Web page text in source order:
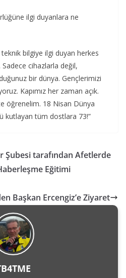
ilgi duyanlara ne
bilgiye ilgi duyan herkes
cihazlarla değil,
bir dünya. Gençlerimizi
Kapımız her zaman açık.
öğrenelim. 18 Nisan Dünya
kutlayan tüm dostlara 73!”
Şubesi tarafından Afetlerde
Eğitimi
Başkan Ercengiz’e Ziyaret